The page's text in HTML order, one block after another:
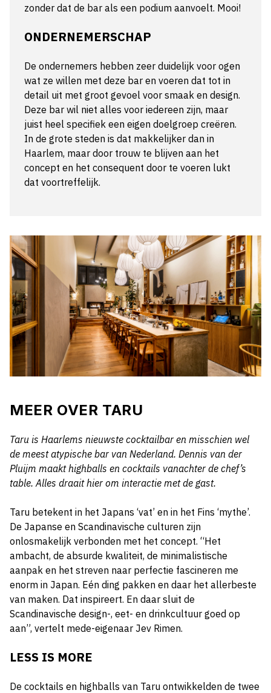
zonder dat de bar als een podium aanvoelt. Mooi!
ONDERNEMERSCHAP
De ondernemers hebben zeer duidelijk voor ogen
wat ze willen met deze bar en voeren dat tot in
detail uit met groot gevoel voor smaak en design.
Deze bar wil niet alles voor iedereen zijn, maar
juist heel specifiek een eigen doelgroep creëren.
In de grote steden is dat makkelijker dan in
Haarlem, maar door trouw te blijven aan het
concept en het consequent door te voeren lukt
dat voortreffelijk.
MEER OVER TARU
Taru is Haarlems nieuwste cocktailbar en misschien wel
de meest atypische bar van Nederland. Dennis van der
Pluijm maakt highballs en cocktails vanachter de chef’s
table. Alles draait hier om interactie met de gast.
Taru betekent in het Japans ‘vat’ en in het Fins ‘mythe’.
De Japanse en Scandinavische culturen zijn
onlosmakelijk verbonden met het concept. “Het
ambacht, de absurde kwaliteit, de minimalistische
aanpak en het streven naar perfectie fascineren me
enorm in Japan. Eén ding pakken en daar het allerbeste
van maken. Dat inspireert. En daar sluit de
Scandinavische design-, eet- en drinkcultuur goed op
aan”, vertelt mede-eigenaar Jev Rimen.
LESS IS MORE
De cocktails en highballs van Taru ontwikkelden de twee